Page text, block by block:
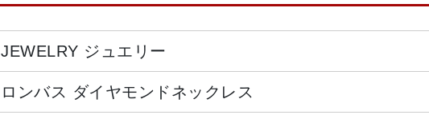
JEWELRY ジュエリー
ロンバス ダイヤモンドネックレス